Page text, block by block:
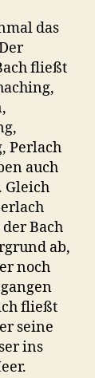
das
fließt
Perlach
auch
Gleich
Bach
ab,
noch
fließt
seine
ins